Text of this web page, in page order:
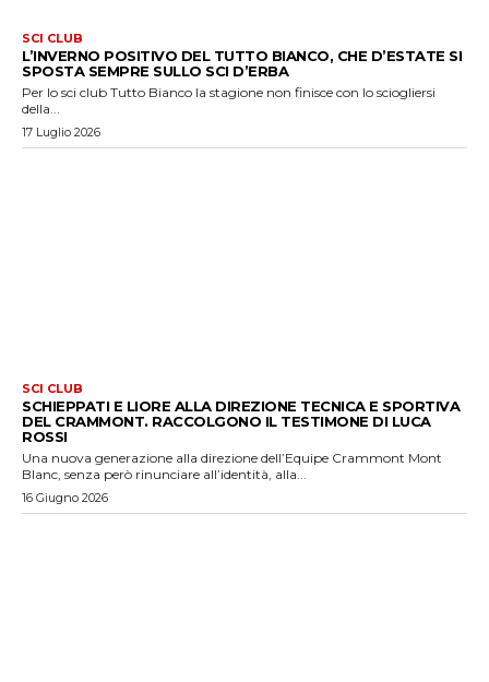
SCI CLUB
L’INVERNO POSITIVO DEL TUTTO BIANCO, CHE D’ESTATE SI
SPOSTA SEMPRE SULLO SCI D’ERBA
Per lo sci club Tutto Bianco la stagione non finisce con lo sciogliersi
della...
17 Luglio 2026
SCI CLUB
SCHIEPPATI E LIORE ALLA DIREZIONE TECNICA E SPORTIVA
DEL CRAMMONT. RACCOLGONO IL TESTIMONE DI LUCA
ROSSI
Una nuova generazione alla direzione dell’Equipe Crammont Mont
Blanc, senza però rinunciare all’identità, alla...
16 Giugno 2026